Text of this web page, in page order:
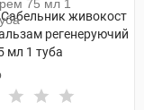
Сабельник живокост
регенеруючий
мл 1 туба